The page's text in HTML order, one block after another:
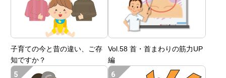
子育ての今と昔の違い、ご存
知ですか？
Vol.58 首・首まわりの筋力UP
編